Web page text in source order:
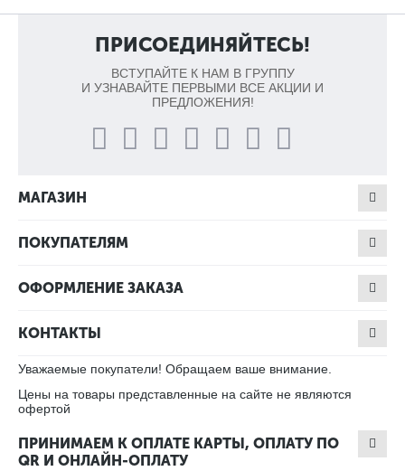
ПРИСОЕДИНЯЙТЕСЬ!
ВСТУПАЙТЕ К НАМ В ГРУППУ
И УЗНАВАЙТЕ ПЕРВЫМИ ВСЕ АКЦИИ И
ПРЕДЛОЖЕНИЯ!
МАГАЗИН
ПОКУПАТЕЛЯМ
ОФОРМЛЕНИЕ ЗАКАЗА
КОНТАКТЫ
Уважаемые покупатели! Обращаем ваше внимание.
Цены на товары представленные на сайте не являются
офертой
ПРИНИМАЕМ К ОПЛАТЕ КАРТЫ, ОПЛАТУ ПО
QR И ОНЛАЙН-ОПЛАТУ